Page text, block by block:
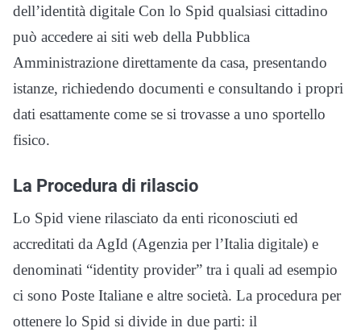
dell’identità digitale Con lo Spid qualsiasi cittadino
può accedere ai siti web della Pubblica
Amministrazione direttamente da casa, presentando
istanze, richiedendo documenti e consultando i propri
dati esattamente come se si trovasse a uno sportello
fisico.
La Procedura di rilascio
Lo Spid viene rilasciato da enti riconosciuti ed
accreditati da AgId (Agenzia per l’Italia digitale) e
denominati “identity provider” tra i quali ad esempio
ci sono Poste Italiane e altre società. La procedura per
ottenere lo Spid si divide in due parti: il